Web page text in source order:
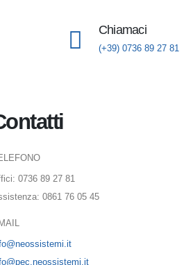
Chiamaci
(+39) 0736 89 27 81
0736 89 27 81
0861 76 05 45